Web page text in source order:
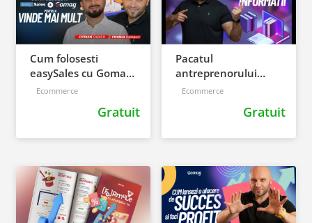
Cum folosesti
easySales cu Gomag
pentru a vinde mai
Ecommerce
Gratuit
Pacatul
antreprenorului
colectionar de
Ecommerce
Gratuit